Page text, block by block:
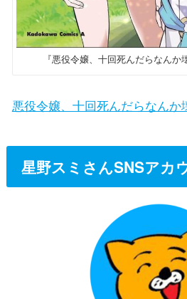
『悪役令嬢、十回死んだらなんか
悪役令嬢、十回死んだらなんか
星野スミさんSNSアカ